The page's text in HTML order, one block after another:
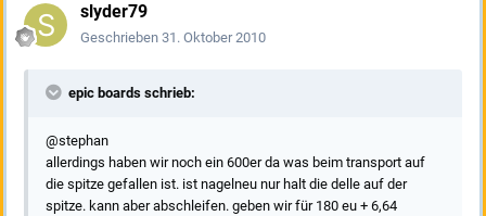
slyder79
Geschrieben 31. Oktober 2010
epic boards schrieb:
@stephan
allerdings haben wir noch ein 600er da was beim transport auf
die spitze gefallen ist. ist nagelneu nur halt die delle auf der
spitze. kann aber abschleifen. geben wir für 180 eu + 6,64